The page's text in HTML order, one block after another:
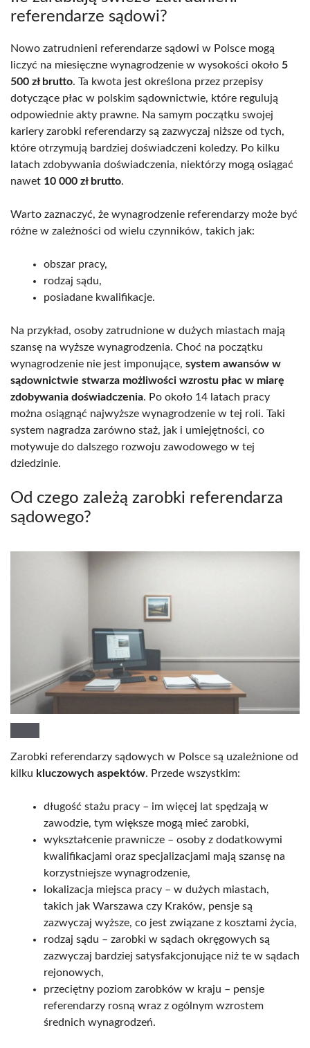
referendarze sądowi?
Nowo zatrudnieni referendarze sądowi w Polsce mogą
liczyć na miesięczne wynagrodzenie w wysokości około 5
500 zł brutto. Ta kwota jest określona przez przepisy
dotyczące płac w polskim sądownictwie, które regulują
odpowiednie akty prawne. Na samym początku swojej
kariery zarobki referendarzy są zazwyczaj niższe od tych,
które otrzymują bardziej doświadczeni koledzy. Po kilku
latach zdobywania doświadczenia, niektórzy mogą osiągać
nawet 10 000 zł brutto.
Warto zaznaczyć, że wynagrodzenie referendarzy może być
różne w zależności od wielu czynników, takich jak:
obszar pracy,
rodzaj sądu,
posiadane kwalifikacje.
Na przykład, osoby zatrudnione w dużych miastach mają
szansę na wyższe wynagrodzenia. Choć na początku
wynagrodzenie nie jest imponujące, system awansów w
sądownictwie stwarza możliwości wzrostu płac w miarę
zdobywania doświadczenia. Po około 14 latach pracy
można osiągnąć najwyższe wynagrodzenie w tej roli. Taki
system nagradza zarówno staż, jak i umiejętności, co
motywuje do dalszego rozwoju zawodowego w tej
dziedzinie.
Od czego zależą zarobki referendarza
sądowego?
Zarobki referendarzy sądowych w Polsce są uzależnione od
kilku kluczowych aspektów. Przede wszystkim:
długość stażu pracy – im więcej lat spędzają w
zawodzie, tym większe mogą mieć zarobki,
wykształcenie prawnicze – osoby z dodatkowymi
kwalifikacjami oraz specjalizacjami mają szansę na
korzystniejsze wynagrodzenie,
lokalizacja miejsca pracy – w dużych miastach,
takich jak Warszawa czy Kraków, pensje są
zazwyczaj wyższe, co jest związane z kosztami życia,
rodzaj sądu – zarobki w sądach okręgowych są
zazwyczaj bardziej satysfakcjonujące niż te w sądach
rejonowych,
przeciętny poziom zarobków w kraju – pensje
referendarzy rosną wraz z ogólnym wzrostem
średnich wynagrodzeń.